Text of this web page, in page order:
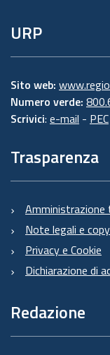
URP
Sito web:
Numero verde:
Scrivici: e-mail - PEC
Trasparenza
Amministrazione
Note legali e
Privacy e Cookie
Dichiarazione di
Redazione